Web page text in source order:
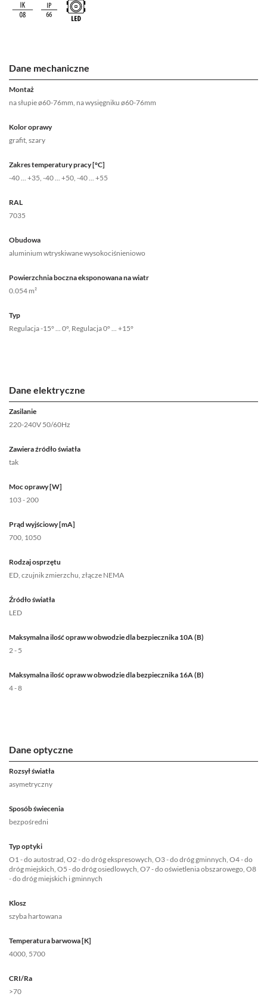
Dane mechaniczne
Montaż
na słupie ø60-76mm, na wysięgniku ø60-76mm
Kolor oprawy
grafit, szary
Zakres temperatury pracy [°C]
-40 ... +35, -40 ... +50, -40 ... +55
RAL
7035
Obudowa
aluminium wtryskiwane wysokociśnieniowo
Powierzchnia boczna eksponowana na wiatr
0.054 m²
Typ
Regulacja -15° ... 0°, Regulacja 0° ... +15°
Dane elektryczne
Zasilanie
220-240V 50/60Hz
Zawiera źródło światła
tak
Moc oprawy [W]
103 - 200
Prąd wyjściowy [mA]
700, 1050
Rodzaj osprzętu
ED, czujnik zmierzchu, złącze NEMA
Źródło światła
LED
Maksymalna ilość opraw w obwodzie dla bezpiecznika 10A (B)
2 - 5
Maksymalna ilość opraw w obwodzie dla bezpiecznika 16A (B)
4 - 8
Dane optyczne
Rozsył światła
asymetryczny
Sposób świecenia
bezpośredni
Typ optyki
O1 - do autostrad, O2 - do dróg ekspresowych, O3 - do dróg gminnych, O4 - do
dróg miejskich, O5 - do dróg osiedlowych, O7 - do oświetlenia obszarowego, O8
- do dróg miejskich i gminnych
Klosz
szyba hartowana
Temperatura barwowa [K]
4000, 5700
CRI/Ra
>70